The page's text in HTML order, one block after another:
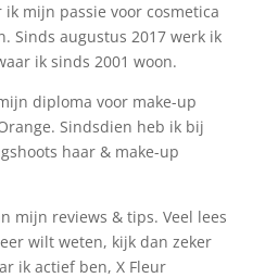
mijn passie voor cosmetica
Sinds augustus 2017 werk ik
ik sinds 2001 woon.
diploma voor make-up
Sindsdien heb ik bij
haar & make-up
mijn reviews & tips. Veel lees
wilt weten, kijk dan zeker
ik actief ben, X Fleur